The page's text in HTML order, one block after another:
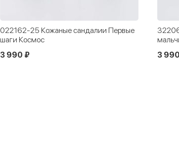
322065-24 Кожаные сандалии для
мальчика
3 990 ₽
4